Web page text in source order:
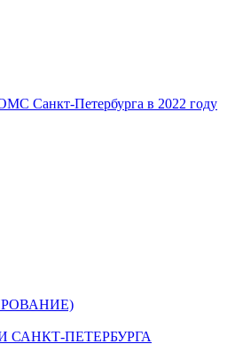
Санкт-Петербурга в 2022 году
ПЕТЕРБУРГА